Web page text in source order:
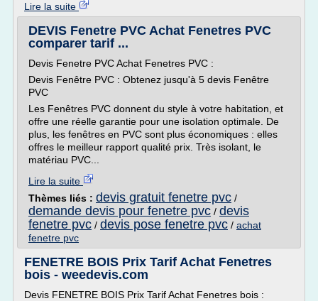
Lire la suite
DEVIS Fenetre PVC Achat Fenetres PVC
comparer tarif ...
Devis Fenetre PVC Achat Fenetres PVC :
Devis Fenêtre PVC : Obtenez jusqu'à 5 devis Fenêtre
PVC
Les Fenêtres PVC donnent du style à votre habitation, et
offre une réelle garantie pour une isolation optimale. De
plus, les fenêtres en PVC sont plus économiques : elles
offres le meilleur rapport qualité prix. Très isolant, le
matériau PVC...
Lire la suite
Thèmes liés : devis gratuit fenetre pvc /
demande devis pour fenetre pvc / devis
fenetre pvc / devis pose fenetre pvc / achat
fenetre pvc
FENETRE BOIS Prix Tarif Achat Fenetres
bois - weedevis.com
Devis FENETRE BOIS Prix Tarif Achat Fenetres bois :